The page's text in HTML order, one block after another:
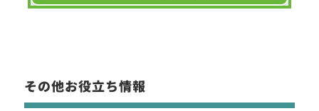
※イヤホンジャックサイズΦ2.5mm
※同時通話無線機にも対応
その他お役立ち情報